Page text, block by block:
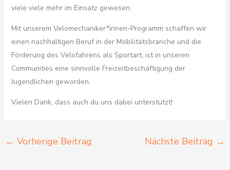
viele viele mehr im Einsatz gewesen.
Mit unserem Velomechaniker*innen-Programm schaffen wir
einen nachhaltigen Beruf in der Mobilitätsbranche und die
Förderung des Velofahrens als Sportart, ist in unseren
Communities eine sinnvolle Freizeitbeschäftigung der
Jugendlichen geworden.
Vielen Dank, dass auch du uns dabei unterstützt!
← Vorherige Beitrag Nächste Beitrag →